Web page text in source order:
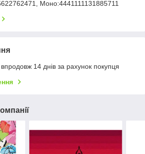
Моно:4441111131885711
14 днів за рахунок покупця